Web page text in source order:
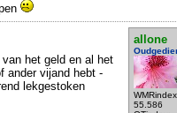
allone
55.586
het geld en al het
ander vijand hebt -
lekgestoken